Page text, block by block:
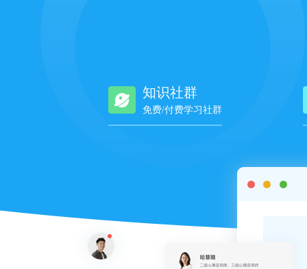
知识社群
免费/付费学习社群